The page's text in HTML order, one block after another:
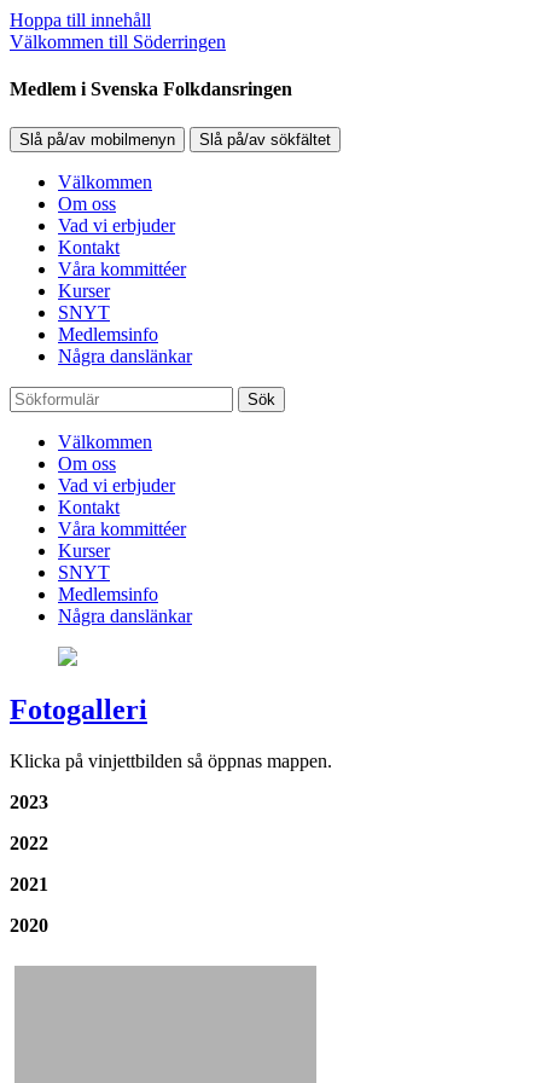
Hoppa till innehåll
Välkommen till Söderringen
Medlem i Svenska Folkdansringen
Slå på/av mobilmenyn Slå på/av sökfältet
Välkommen
Om oss
Vad vi erbjuder
Kontakt
Våra kommittéer
Kurser
SNYT
Medlemsinfo
Några danslänkar
Sök
Välkommen
Om oss
Vad vi erbjuder
Kontakt
Våra kommittéer
Kurser
SNYT
Medlemsinfo
Några danslänkar
Fotogalleri
Klicka på vinjettbilden så öppnas mappen.
2023
2022
2021
2020